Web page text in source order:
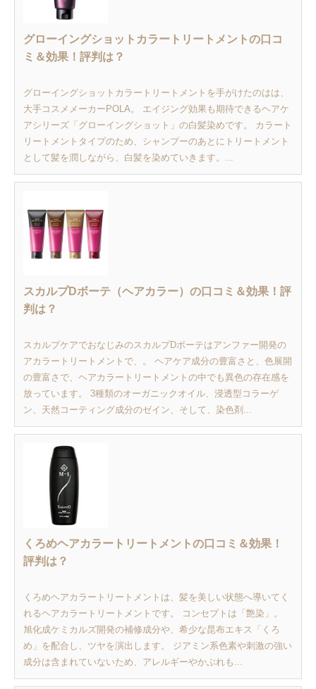
グローイングショットカラートリートメントの口コ
ミ＆効果！評判は？
グローイングショットカラートリートメントを手がけたのはは、
大手コスメメーカーPOLA。 エイジング効果も期待できるヘアケ
アシリーズ「グローイングショット」の白髪染めです。 カラート
リートメントタイプのため、シャンプーのあとにトリートメント
として髪を潤しながら、白髪を染めていきます。...
スカルプDボーテ（ヘアカラー）の口コミ＆効果！評
判は？
スカルプケアでおなじみのスカルプDボーテはアンファー開発の
アカラートリートメントで、。 ヘアケア成分の豊富さと、色展開
の豊富さで、ヘアカラートリートメントの中でも異色の存在感を
放っています。 3種類のオーガニックオイル、浸透型コラーゲ
ン、天然コーティング成分のゼイン、そして、染色剤...
くろめヘアカラートリートメントの口コミ＆効果！
評判は？
くろめヘアカラートリートメントは、髪を美しい状態へ導いてく
れるヘアカラートリートメントです。 コンセプトは「艶染」。
旭化成ケミカルズ開発の補修成分や、希少な昆布エキス「くろ
め」を配合し、ツヤを演出します。 ジアミン系色素や刺激の強い
成分は含まれていないため、アレルギーやかぶれも...